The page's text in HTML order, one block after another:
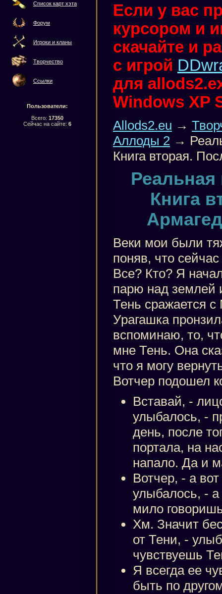
Список карт хэта
Форум
Игроки и кланы
Творчество
Ссылки
Пользователи:
Всего: 17350
Сейчас на сайте: 6
Если у вас
курсором и
скачайте и
с игрой
для
Windows XP
Allods2.eu →
Аллоды 2 →
Книга вторая.
Реальная
Книга
Веки мои были
поняв, что
Все? Кто? Я
парю над землей
Тень сражается
Урагашка
вспоминаю, то,
мне Тень. Она
что я могу
Вотчер подошел
Вставай, -
улыбалось, -
день, после
портала, на
напало. Да и
Вотчер, - а
улыбалось, - а
мило
Хм. Значит
от Тени, -
чувствуешь
Я всегда ее
быть по